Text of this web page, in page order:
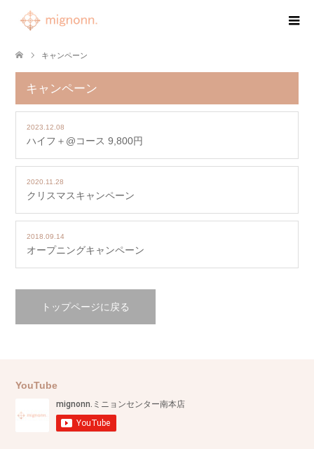
キャンペーン
キャンペーン
2023.12.08
ハイフ＋@コース 9,800円
2020.11.28
クリスマスキャンペーン
2018.09.14
オープニングキャンペーン
トップページに戻る
YouTube